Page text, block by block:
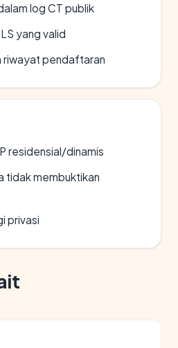
log CT publik
yang valid
riwayat pendaftaran
residensial/dinamis
tidak membuktikan
privasi